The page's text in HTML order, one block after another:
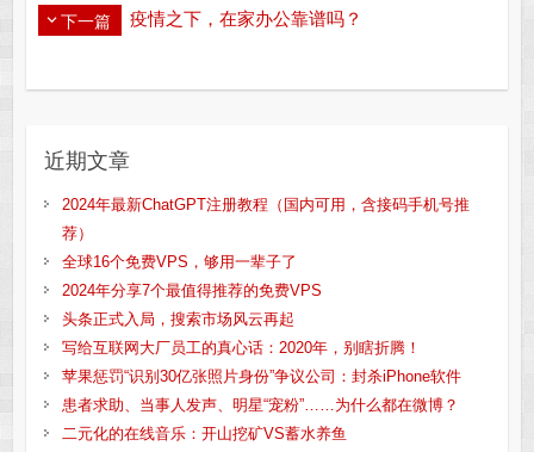
下一篇 疫情之下，在家办公靠谱吗？
近期文章
2024年最新ChatGPT注册教程（国内可用，含接码手机号推
荐）
全球16个免费VPS，够用一辈子了
2024年分享7个最值得推荐的免费VPS
头条正式入局，搜索市场风云再起
写给互联网大厂员工的真心话：2020年，别瞎折腾！
苹果惩罚“识别30亿张照片身份”争议公司：封杀iPhone软件
患者求助、当事人发声、明星“宠粉”……为什么都在微博？
二元化的在线音乐：开山挖矿VS蓄水养鱼